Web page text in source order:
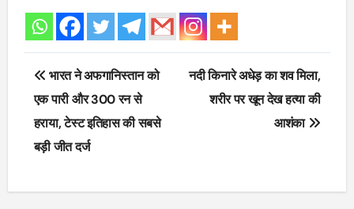
Post
navigation
भारत ने अफगानिस्तान को
एक पारी और 300 रन से
हराया, टेस्ट इतिहास की सबसे
बड़ी जीत दर्ज
नदी किनारे अधेड़ का शव मिला,
शरीर पर खून देख हत्या की
आशंका